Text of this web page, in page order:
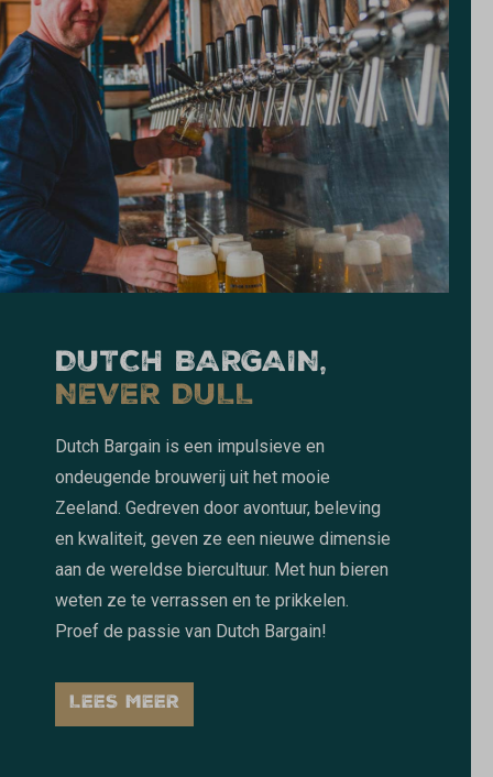
DUTCH BARGAIN,
NEVER DULL
Dutch Bargain is een impulsieve en
ondeugende brouwerij uit het mooie
Zeeland. Gedreven door avontuur, beleving
en kwaliteit, geven ze een nieuwe dimensie
aan de wereldse biercultuur. Met hun bieren
weten ze te verrassen en te prikkelen.
Proef de passie van Dutch Bargain!
LEES MEER